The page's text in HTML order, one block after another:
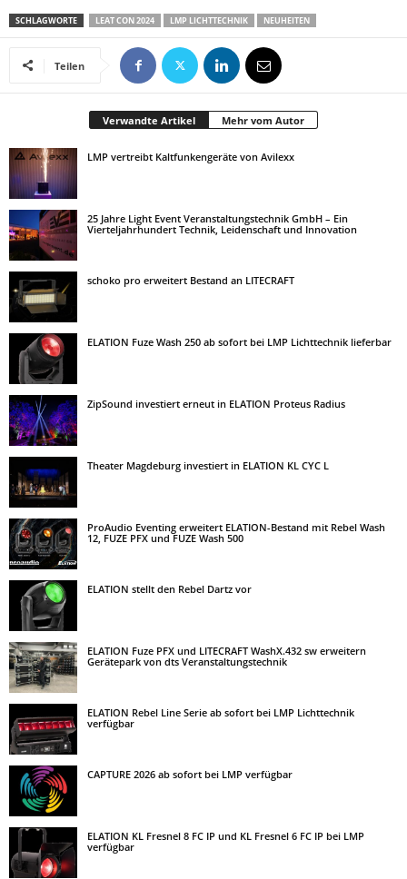
SCHLAGWORTE LEAT CON 2024 LMP LICHTTECHNIK NEUHEITEN
Teilen
Verwandte Artikel Mehr vom Autor
LMP vertreibt Kaltfunkengeräte von Avilexx
25 Jahre Light Event Veranstaltungstechnik GmbH – Ein
Vierteljahrhundert Technik, Leidenschaft und Innovation
schoko pro erweitert Bestand an LITECRAFT
ELATION Fuze Wash 250 ab sofort bei LMP Lichttechnik lieferbar
ZipSound investiert erneut in ELATION Proteus Radius
Theater Magdeburg investiert in ELATION KL CYC L
ProAudio Eventing erweitert ELATION-Bestand mit Rebel Wash
12, FUZE PFX und FUZE Wash 500
ELATION stellt den Rebel Dartz vor
ELATION Fuze PFX und LITECRAFT WashX.432 sw erweitern
Gerätepark von dts Veranstaltungstechnik
ELATION Rebel Line Serie ab sofort bei LMP Lichttechnik
verfügbar
CAPTURE 2026 ab sofort bei LMP verfügbar
ELATION KL Fresnel 8 FC IP und KL Fresnel 6 FC IP bei LMP
verfügbar